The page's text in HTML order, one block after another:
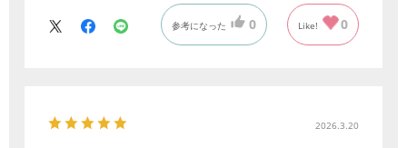
参考になった 0 Like! 0
2026.3.20